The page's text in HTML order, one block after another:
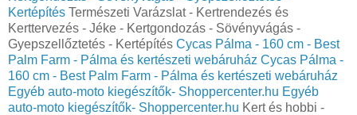
Kertépítés Természeti Varázslat - Kertrendezés és
Kerttervezés - Jéke - Kertgondozás - Sövényvágás -
Gyepszellőztetés - Kertépítés Cycas Pálma - 160 cm - Best
Palm Farm - Pálma és kertészeti webáruház Cycas Pálma -
160 cm - Best Palm Farm - Pálma és kertészeti webáruház
Egyéb auto-moto kiegészítők- Shoppercenter.hu Egyéb
auto-moto kiegészítők- Shoppercenter.hu Kert és hobbi -